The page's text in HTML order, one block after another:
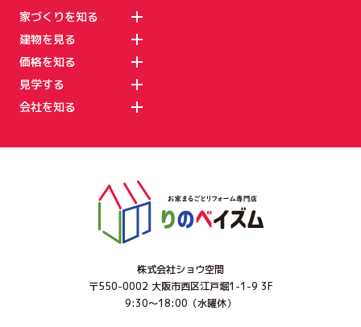
家づくりを知る
建物を見る
価格を知る
見学する
会社を知る
株式会社ショウ空間
〒550-0002 大阪市西区江戸堀1-1-9 3F
9:30～18:00（水曜休）